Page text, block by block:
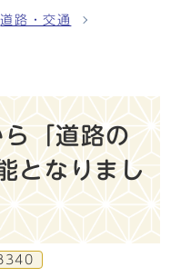
道路・交通
「道路の
となりまし